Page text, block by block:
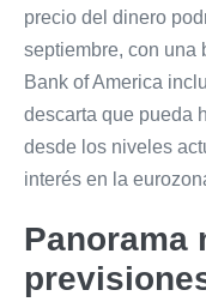
precio del dinero
septiembre, con una
Bank of America
descarta que pueda
desde los niveles
interés en la
Panorama